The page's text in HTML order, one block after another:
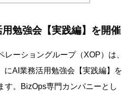
勉強会【実践編】を開催
レーショングループ（XOP）は、
にAI業務活用勉強会【実践編】を
す。BizOps専門カンパニーとし